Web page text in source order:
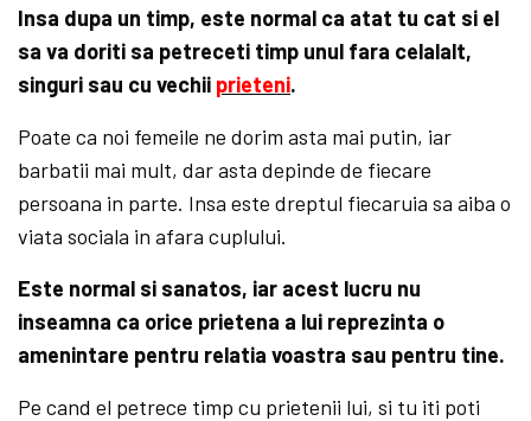
Insa dupa un timp, este normal ca atat tu cat si el
sa va doriti sa petreceti timp unul fara celalalt,
singuri sau cu vechii prieteni.
Poate ca noi femeile ne dorim asta mai putin, iar
barbatii mai mult, dar asta depinde de fiecare
persoana in parte. Insa este dreptul fiecaruia sa aiba o
viata sociala in afara cuplului.
Este normal si sanatos, iar acest lucru nu
inseamna ca orice prietena a lui reprezinta o
amenintare pentru relatia voastra sau pentru tine.
Pe cand el petrece timp cu prietenii lui, si tu iti poti